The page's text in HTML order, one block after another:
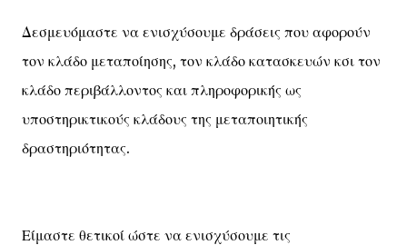
Δεσμευόμαστε να ενισχύσουμε δράσεις που αφορούν
τον κλάδο μεταποίησης, τον κλάδο κατασκευών κσι τον
κλάδο περιβάλλοντος και πληροφορικής ως
υποστηρικτικούς κλάδους της μεταποιητικής
δραστηριότητας.
Είμαστε θετικοί ώστε να ενισχύσουμε τις